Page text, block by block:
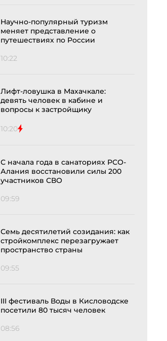
Научно-популярный туризм
меняет представление о
путешествиях по России
10:22
Лифт-ловушка в Махачкале:
девять человек в кабине и
вопросы к застройщику
10:20
С начала года в санаториях РСО-
Алания восстановили силы 200
участников СВО
09:59
Семь десятилетий созидания: как
стройкомплекс перезагружает
пространство страны
09:55
III фестиваль Воды в Кисловодске
посетили 80 тысяч человек
08:56